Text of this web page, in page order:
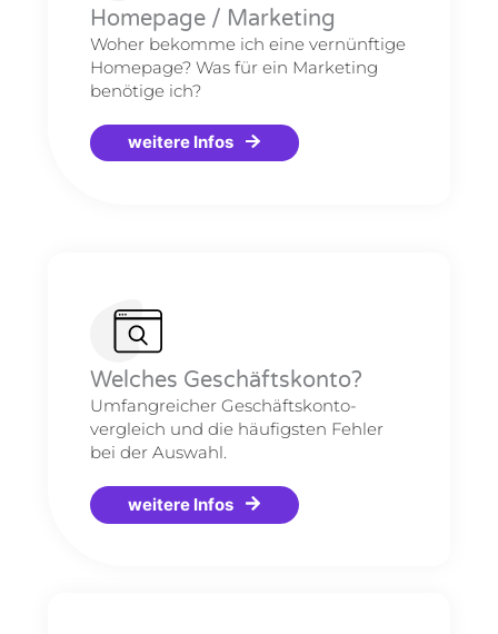
Homepage / Marketing
Woher bekomme ich eine vernünftige
Homepage? Was für ein Marketing
benötige ich?
weitere Infos
Welches Geschäftskonto?
Umfangreicher Geschäftskonto-
vergleich und die häufigsten Fehler
bei der Auswahl.
weitere Infos